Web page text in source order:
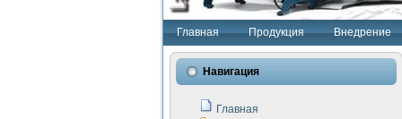
Главная Продукция Внедрение
Навигация
Главная